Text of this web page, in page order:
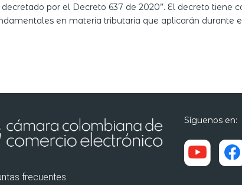
por el Decreto 637 de 2020”. El decreto
en materia tributaria que aplicarán durante
frecuentes
Síguenos en: